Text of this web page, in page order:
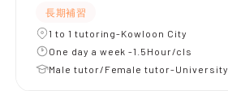
長期補習
1 to 1 tutoring-Kowloon City
One day a week -1.5Hour/cls
Male tutor/Female tutor-University